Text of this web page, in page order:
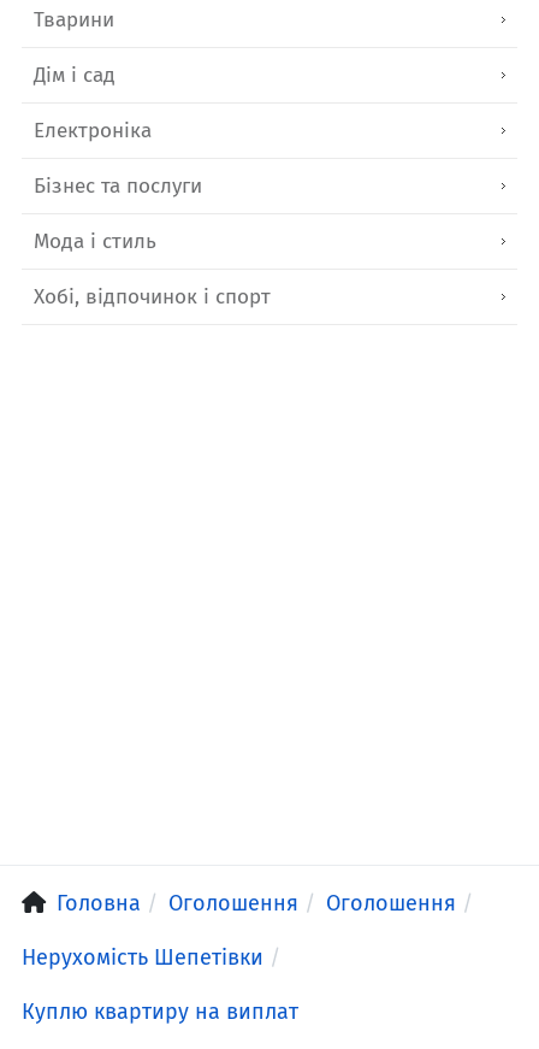
Тварини
Дім і сад
Електроніка
Бізнес та послуги
Мода і стиль
Хобі, відпочинок і спорт
Головна Оголошення Оголошення
Нерухомість Шепетівки
Куплю квартиру на виплат